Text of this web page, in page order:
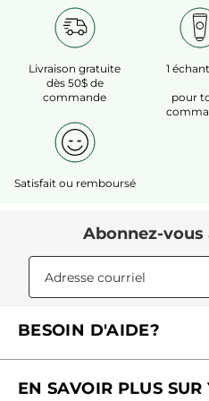
Livraison gratuite
dès 50$ de
commande
1
pour
Satisfait ou remboursé
Abonnez-
BESOIN D'AIDE?
Contactez-nous
EN SAVOIR PLUS SUR